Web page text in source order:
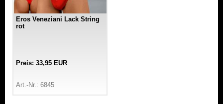
Eros Veneziani Lack String
rot
Preis: 33,95 EUR
Art.-Nr.: 6845